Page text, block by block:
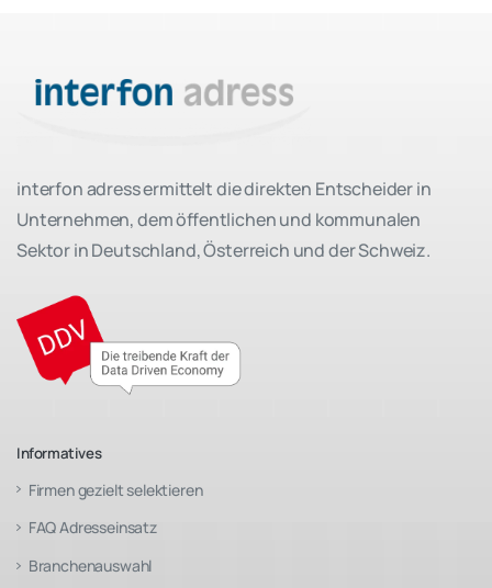
interfon adress ermittelt die direkten Entscheider in
Unternehmen, dem öffentlichen und kommunalen
Sektor in Deutschland, Österreich und der Schweiz.
Informatives
Firmen gezielt selektieren
FAQ Adresseinsatz
Branchenauswahl